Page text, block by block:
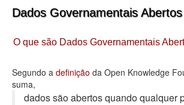
Lei de Acesso à Informação
Dados Governamentais Abertos
Planejamento
Catálogo de dados
Dados Governamentais Abertos
O que são Dados Governamentais
Segundo a definição da Open Knowledge
suma,
dados são abertos quando qualquer